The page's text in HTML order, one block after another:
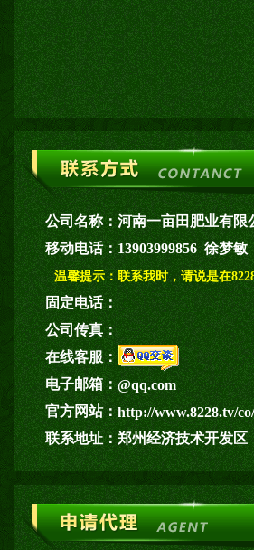
公司名称：河南一亩田肥业有限
移动电话：13903999856 徐梦敏
温馨提示： 联系我时，请说是在
固定电话：
公司传真：
在线客服：
电子邮箱：@qq.com
官方网站：http://www.8228.tv/
联系地址：郑州经济技术开发区